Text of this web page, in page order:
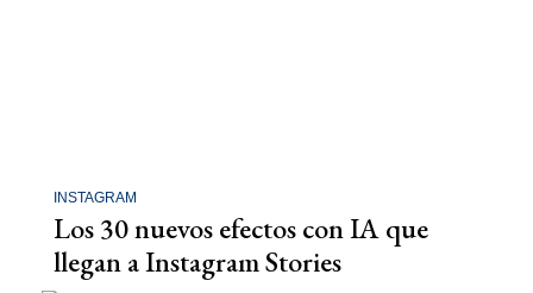
INSTAGRAM
Los 30 nuevos efectos con IA que
llegan a Instagram Stories